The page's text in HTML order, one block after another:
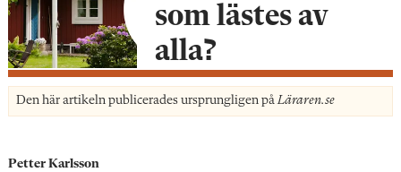
s
i
d
a
som lästes av
alla?
Den här artikeln publicerades ursprungligen påLäraren.se
Petter Karlsson